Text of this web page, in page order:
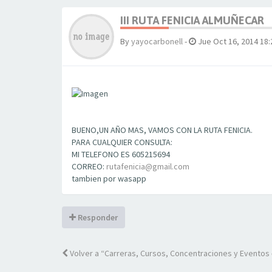
III RUTA FENICIA ALMUÑECAR
Byyayocarbonell- Jue Oct 16, 2014
BUENO,UN AÑO MAS, VAMOS CON LA RUTA FENICIA.
PARA CUALQUIER CONSULTA:
MI TELEFONO ES 605215694
CORREO: rutafenicia@gmail.com
tambien por wasapp
Responder
Volver a “Carreras, Cursos, Concentraciones y